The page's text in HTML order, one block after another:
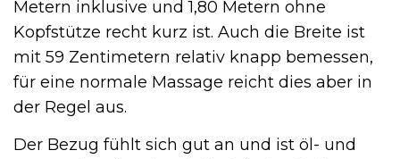
Metern inklusive und 1,80 Metern ohne
Kopfstütze recht kurz ist. Auch die Breite ist
mit 59 Zentimetern relativ knapp bemessen,
für eine normale Massage reicht dies aber in
der Regel aus.
Der Bezug fühlt sich gut an und ist öl- und